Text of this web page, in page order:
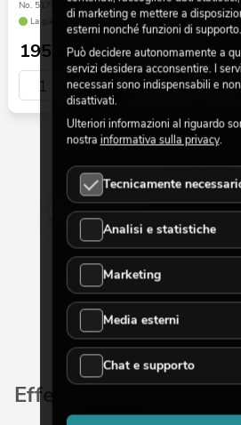
No. 51701948
La giacenza è di circa 12 sett.
195,00€
No.
La
30 da 654
Mostra di più
Effetti scenici
di marketing e mettere a
esterni nonché funzioni di supporto.
Può decidere autonomamente a
servizi desidera acconsentire. I
necessari sono indispensabili e
disattivati.
Ulteriori informazioni al riguardo
nostra informativa sulla privacy.
Tecnicamente
Analisi e statistiche
Marketing
Media esterni
Chat e supporto